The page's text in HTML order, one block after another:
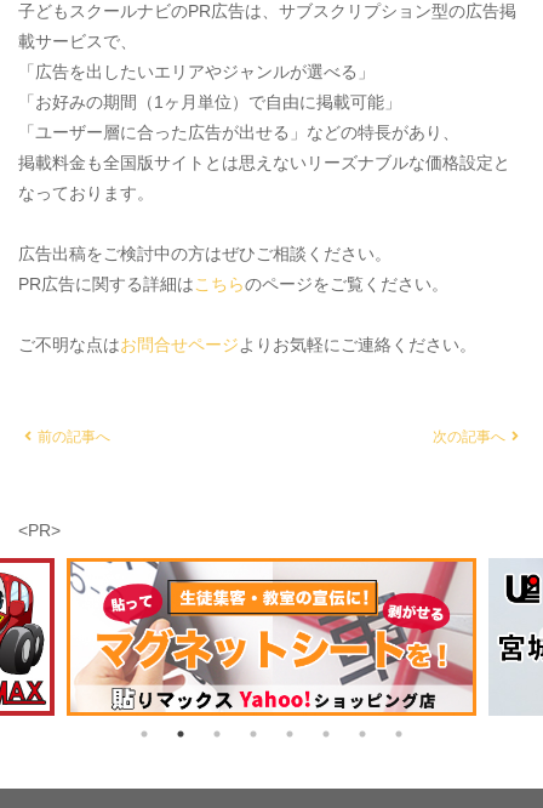
子どもスクールナビのPR広告は、サブスクリプション型の広告掲
載サービスで、
「広告を出したいエリアやジャンルが選べる」
「お好みの期間（1ヶ月単位）で自由に掲載可能」
「ユーザー層に合った広告が出せる」などの特長があり、
掲載料金も全国版サイトとは思えないリーズナブルな価格設定と
なっております。
広告出稿をご検討中の方はぜひご相談ください。
PR広告に関する詳細はこちらのページをご覧ください。
ご不明な点はお問合せページよりお気軽にご連絡ください。
前の記事へ 次の記事へ
<PR>